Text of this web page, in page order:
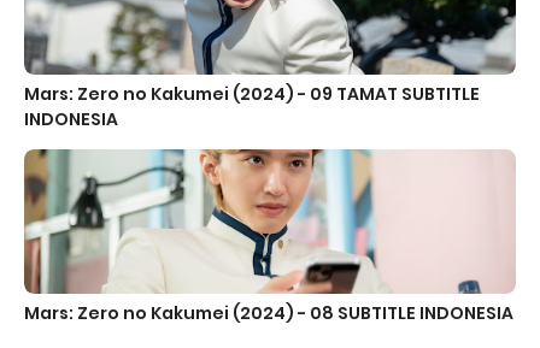
Mars: Zero no Kakumei (2024) - 09 TAMAT SUBTITLE
INDONESIA
Mars: Zero no Kakumei (2024) - 08 SUBTITLE INDONESIA